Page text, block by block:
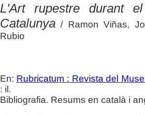
L'Art rupestre durant
Catalunya/ Ramon Viñas,
Rubio
En: Rubricatum : Revista del
: il.
Bibliografia. Resums en català i